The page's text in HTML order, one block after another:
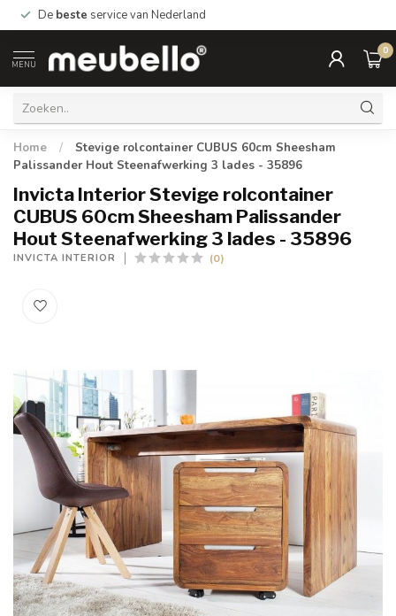
De beste service van Nederland
MENU
0
Home /
Stevige rolcontainer CUBUS 60cm Sheesham
Palissander Hout Steenafwerking 3 lades - 35896
Invicta Interior Stevige rolcontainer
CUBUS 60cm Sheesham Palissander
Hout Steenafwerking 3 lades - 35896
INVICTA INTERIOR (0)